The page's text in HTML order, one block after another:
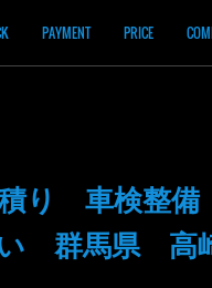
PAYMENT PRICE
り 車検整
い 群馬県 高